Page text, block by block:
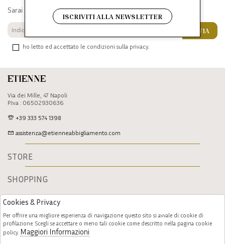
Etienne
Via dei Mille, 47 Napoli
P.Iva : 06502930636
+39 333 574 1398
assistenza@etienneabbigliamento.com
STORE
SHOPPING
Sarai sempre aggiornato su offerte e promozioni.
ho letto ed accettato le condizioni sulla privacy.
INVIA
ISCRIVITI ALLA NEWSLETTER
Cookies & Privacy
Per offrire una migliore esperienza di navigazione questo sito si avvale di cookie di
profilazione. Scegli se accettare o meno tali cookie come descritto nella pagina cookie
policy. Maggiori Informazioni